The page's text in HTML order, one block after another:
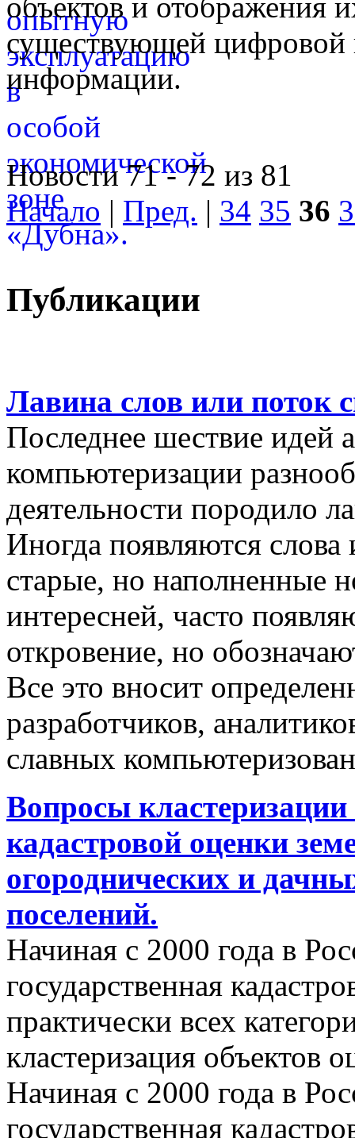
существующей цифровой
информации.
Новости 71 - 72 из 81
Начало | Пред. | 34 35 36
Публикации
Лавина слов или поток
Последнее шествие идей
компьютеризации
деятельности породило
Иногда появляются
старые, но наполненные
интересней, часто
откровение, но
Все это вносит
разработчиков,
славных
Вопросы кластеризации
кадастровой оценки
огороднических и
поселений.
Начиная с 2000 года в
государственная
практически всех
кластеризация объектов
Начиная с 2000 года в
государственная